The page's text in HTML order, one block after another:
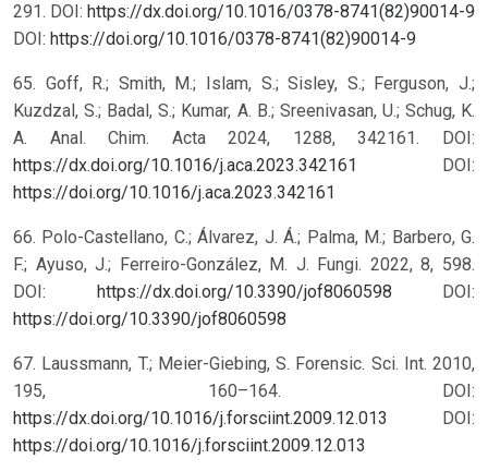
291. DOI: https://dx.doi.org/10.1016/0378-8741(82)90014-9
DOI: https://doi.org/10.1016/0378-8741(82)90014-9
65. Goff, R.; Smith, M.; Islam, S.; Sisley, S.; Ferguson, J.;
Kuzdzal, S.; Badal, S.; Kumar, A. B.; Sreenivasan, U.; Schug, K.
A. Anal. Chim. Acta 2024, 1288, 342161. DOI:
https://dx.doi.org/10.1016/j.aca.2023.342161
DOI:
https://doi.org/10.1016/j.aca.2023.342161
66. Polo-Castellano, C.; Álvarez, J. Á.; Palma, M.; Barbero, G.
F.; Ayuso, J.; Ferreiro-González, M. J. Fungi. 2022, 8, 598.
DOI: https://dx.doi.org/10.3390/jof8060598
DOI:
https://doi.org/10.3390/jof8060598
67. Laussmann, T.; Meier-Giebing, S. Forensic. Sci. Int. 2010,
195, 160–164. DOI:
https://dx.doi.org/10.1016/j.forsciint.2009.12.013
DOI:
https://doi.org/10.1016/j.forsciint.2009.12.013